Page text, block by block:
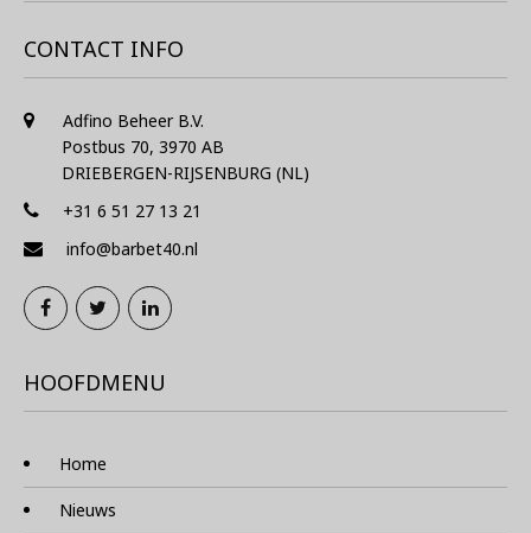
CONTACT INFO
Adfino Beheer B.V.
Postbus 70, 3970 AB
DRIEBERGEN-RIJSENBURG (NL)
+31 6 51 27 13 21
info@barbet40.nl
HOOFDMENU
Home
Nieuws